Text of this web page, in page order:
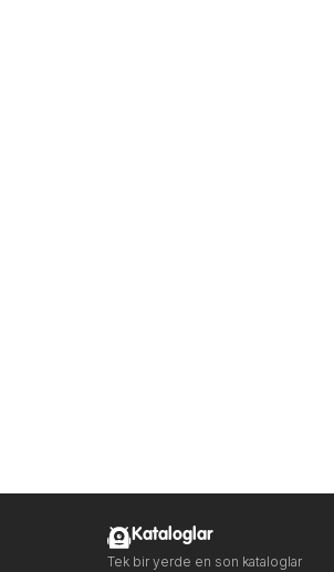
Kataloglar
Tek bir yerde en son kataloglar